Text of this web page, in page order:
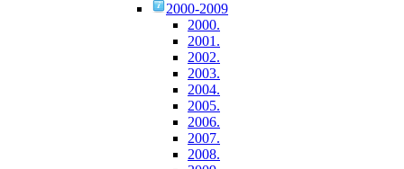
2000-2009
2000.
2001.
2002.
2003.
2004.
2005.
2006.
2007.
2008.